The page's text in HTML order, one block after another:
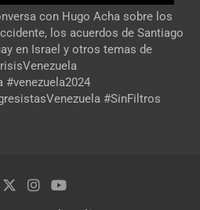
con Hugo Acha sobre los
los acuerdos de Santiago
en Israel y otros temas de
#venezuela2024
#SinFiltros